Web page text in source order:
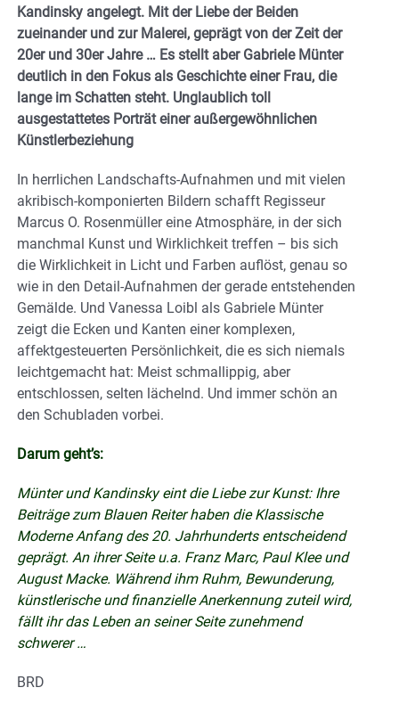
Kandinsky angelegt. Mit der Liebe der Beiden
zueinander und zur Malerei, geprägt von der Zeit der
20er und 30er Jahre … Es stellt aber Gabriele Münter
deutlich in den Fokus als Geschichte einer Frau, die
lange im Schatten steht. Unglaublich toll
ausgestattetes Porträt einer außergewöhnlichen
Künstlerbeziehung
In herrlichen Landschafts-Aufnahmen und mit vielen
akribisch-komponierten Bildern schafft Regisseur
Marcus O. Rosenmüller eine Atmosphäre, in der sich
manchmal Kunst und Wirklichkeit treffen – bis sich
die Wirklichkeit in Licht und Farben auflöst, genau so
wie in den Detail-Aufnahmen der gerade entstehenden
Gemälde. Und Vanessa Loibl als Gabriele Münter
zeigt die Ecken und Kanten einer komplexen,
affektgesteuerten Persönlichkeit, die es sich niemals
leichtgemacht hat: Meist schmallippig, aber
entschlossen, selten lächelnd. Und immer schön an
den Schubladen vorbei.
Darum geht’s:
Münter und Kandinsky eint die Liebe zur Kunst: Ihre
Beiträge zum Blauen Reiter haben die Klassische
Moderne Anfang des 20. Jahrhunderts entscheidend
geprägt. An ihrer Seite u.a. Franz Marc, Paul Klee und
August Macke. Während ihm Ruhm, Bewunderung,
künstlerische und finanzielle Anerkennung zuteil wird,
fällt ihr das Leben an seiner Seite zunehmend
schwerer …
BRD